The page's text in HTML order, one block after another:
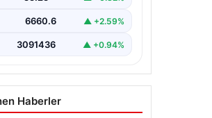
6660.6 ▲ +2.59%
3091436 ▲ +0.94%
Haberler